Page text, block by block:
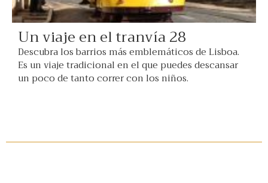
Un viaje en el tranvía 28
Descubra los barrios más emblemáticos de Lisboa.
Es un viaje tradicional en el que puedes descansar
un poco de tanto correr con los niños.